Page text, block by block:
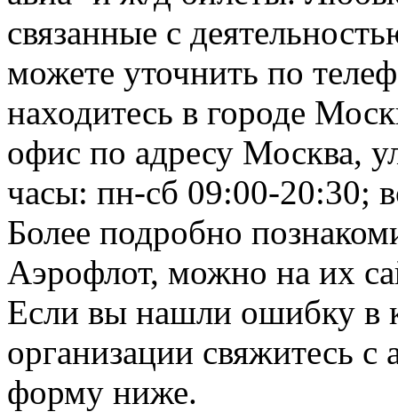
связанные с
можете уточнить по
находитесь в городе
офис по адресу Москва,
часы: пн-сб 09:00-20:30;
Более подробно
Аэрофлот, можно на их
Если вы нашли ошибку в
организации свяжитесь
форму ниже.